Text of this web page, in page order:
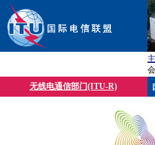
无线电通信部门(ITU-R)